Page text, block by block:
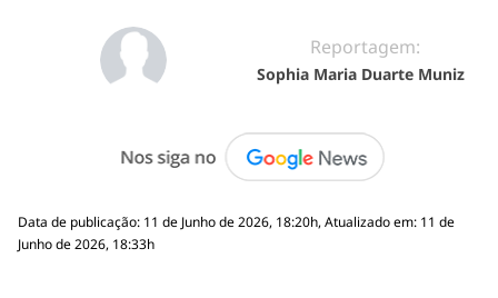
Reportagem:
Sophia Maria Duarte Muniz
Data de publicação: 11 de Junho de 2026, 18:20h, Atualizado em: 11 de
Junho de 2026, 18:33h